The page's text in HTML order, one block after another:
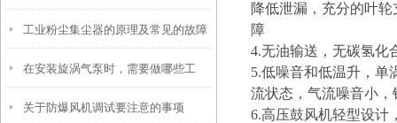
技术解析与应用全景
工业粉尘集尘器的原理及常见的故障
解决方法
在安装旋涡气泵时，需要做哪些工
作？
关于防爆风机调试要注意的事项
降低泄漏，充分的叶
障
4.无油输送，无碳氢化
5.低噪音和低温升，单
流状态，气流噪音小
6.高压鼓风机轻型设计